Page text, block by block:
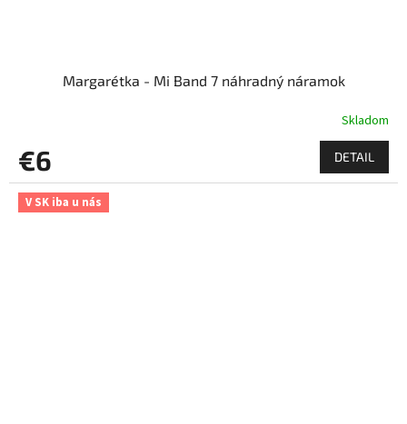
Margarétka - Mi Band 7 náhradný náramok
Skladom
€6 DETAIL
V SK iba u nás